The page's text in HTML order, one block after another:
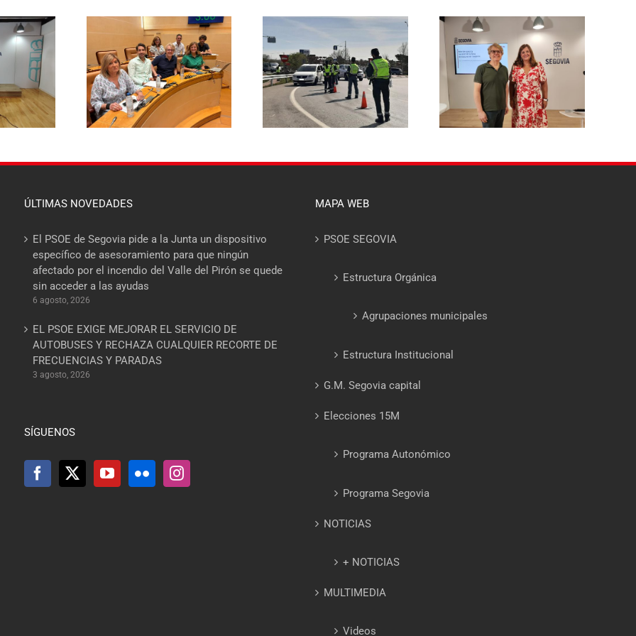
rebajar un 20%
basuras y
el mayor
fiscal soportado
segovianas
El PSOE pide
responsabilidades políticas
al PP tras las diligencias
abiertas a la alcaldesa de La
Lastrilla por un presunto
incidente con la Guardia Civil
El PSOE propone reducir un
20 % la tasa de basuras para
las viviendas habituales y
hacerla más justa para las
familias segovianas
El PSOE de Segovia pide a la
Junta un dispositivo
específico de asesoramiento
para que ningún afectado
por el incendio del Valle del
Pirón se quede sin acceder a
las ayudas
ÚLTIMAS NOVEDADES
El PSOE de Segovia pide a la Junta un dispositivo
específico de asesoramiento para que ningún
afectado por el incendio del Valle del Pirón se quede
sin acceder a las ayudas
6 agosto, 2026
EL PSOE EXIGE MEJORAR EL SERVICIO DE
AUTOBUSES Y RECHAZA CUALQUIER RECORTE DE
FRECUENCIAS Y PARADAS
3 agosto, 2026
SÍGUENOS
MAPA WEB
PSOE SEGOVIA
Estructura Orgánica
Agrupaciones municipales
Estructura Institucional
G.M. Segovia capital
Elecciones 15M
Programa Autonómico
Programa Segovia
NOTICIAS
+ NOTICIAS
MULTIMEDIA
Videos